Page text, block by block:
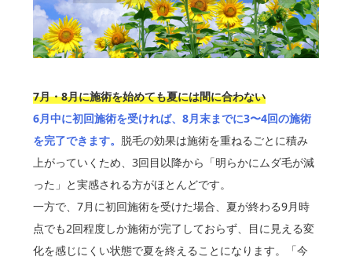
7月・8月に施術を始めても夏には間に合わない
6月中に初回施術を受ければ、8月末までに3〜4回の施術
を完了できます。 脱毛の効果は施術を重ねるごとに積み
上がっていくため、3回目以降から「明らかにムダ毛が減
った」と実感される方がほとんどです。
一方で、7月に初回施術を受けた場合、夏が終わる9月時
点でも2回程度しか施術が完了しておらず、目に見える変
化を感じにくい状態で夏を終えることになります。「今